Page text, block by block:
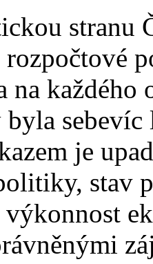
stranu
rozpočtové
na
je
stav